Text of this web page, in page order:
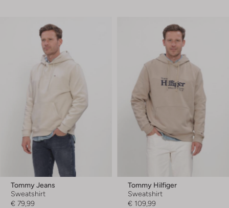
Tommy Jeans
Sweatshirt
€ 79,99
Tommy Hilfiger
Sweatshirt
€ 109,99